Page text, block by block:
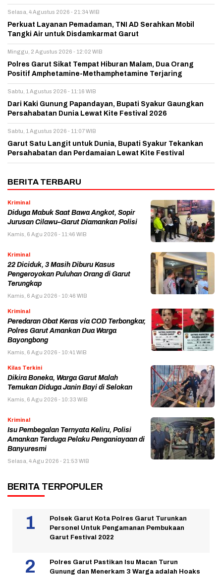
Selasa, 4 Agustus 2026 - 21:34 WIB
Perkuat Layanan Pemadaman, TNI AD Serahkan Mobil
Tangki Air untuk Disdamkarmat Garut
Minggu, 2 Agustus 2026 - 12:02 WIB
Polres Garut Sikat Tempat Hiburan Malam, Dua Orang
Positif Amphetamine-Methamphetamine Terjaring
Sabtu, 1 Agustus 2026 - 11:16 WIB
Dari Kaki Gunung Papandayan, Bupati Syakur Gaungkan
Persahabatan Dunia Lewat Kite Festival 2026
Sabtu, 1 Agustus 2026 - 11:07 WIB
Garut Satu Langit untuk Dunia, Bupati Syakur Tekankan
Persahabatan dan Perdamaian Lewat Kite Festival
BERITA TERBARU
Kriminal
Diduga Mabuk Saat Bawa Angkot, Sopir
Jurusan Cilawu–Garut Diamankan Polisi
Kamis, 6 Agu 2026 - 11:46 WIB
Kriminal
22 Diciduk, 3 Masih Diburu Kasus
Pengeroyokan Puluhan Orang di Garut
Terungkap
Kamis, 6 Agu 2026 - 10:46 WIB
Kriminal
Peredaran Obat Keras via COD Terbongkar,
Polres Garut Amankan Dua Warga
Bayongbong
Kamis, 6 Agu 2026 - 10:41 WIB
Kilas Terkini
Dikira Boneka, Warga Garut Malah
Temukan Diduga Janin Bayi di Selokan
Kamis, 6 Agu 2026 - 10:33 WIB
Kriminal
Isu Pembegalan Ternyata Keliru, Polisi
Amankan Terduga Pelaku Penganiayaan di
Banyuresmi
Selasa, 4 Agu 2026 - 21:53 WIB
BERITA TERPOPULER
Polsek Garut Kota Polres Garut Turunkan
Personel Untuk Pengamanan Pembukaan
Garut Festival 2022
Polres Garut Pastikan Isu Macan Turun
Gunung dan Menerkam 3 Warga adalah Hoaks